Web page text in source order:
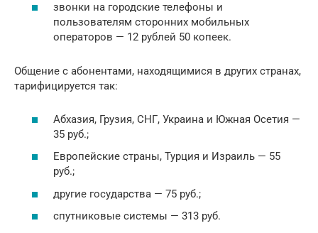
звонки на городские телефоны и
пользователям сторонних мобильных
операторов — 12 рублей 50 копеек.
Общение с абонентами, находящимися в других странах,
тарифицируется так:
Абхазия, Грузия, СНГ, Украина и Южная Осетия —
35 руб.;
Европейские страны, Турция и Израиль — 55
руб.;
другие государства — 75 руб.;
спутниковые системы — 313 руб.